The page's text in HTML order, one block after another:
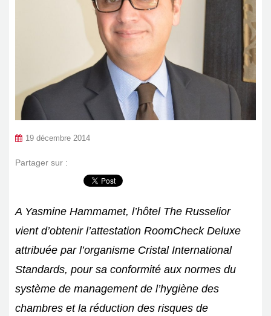
19 décembre 2014
Partager sur :
A Yasmine Hammamet, l’hôtel The Russelior
vient d’obtenir l’attestation RoomCheck Deluxe
attribuée par l’organisme Cristal International
Standards, pour sa conformité aux normes du
système de management de l’hygiène des
chambres et la réduction des risques de